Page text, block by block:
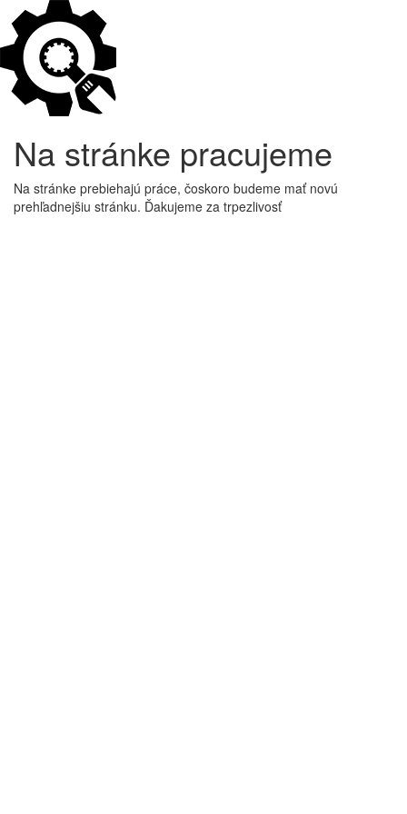
Na stránke pracujeme
Na stránke prebiehajú práce, čoskoro budeme mať novú
prehľadnejšiu stránku. Ďakujeme za trpezlivosť